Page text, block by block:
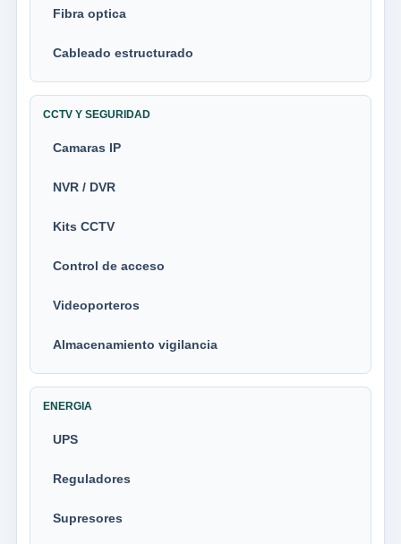
Fibra optica
Cableado estructurado
CCTV Y SEGURIDAD
Camaras IP
NVR / DVR
Kits CCTV
Control de acceso
Videoporteros
Almacenamiento vigilancia
ENERGIA
UPS
Reguladores
Supresores